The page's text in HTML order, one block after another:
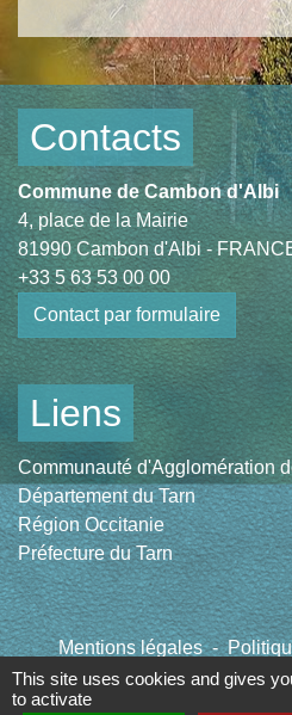
Contacts
Commune de Cambon d'Albi
4, place de la Mairie
81990 Cambon d'Albi -
+33 5 63 53 00 00
Contact par formulaire
Liens
Communauté d'Agglomération
Département du Tarn
Région Occitanie
Préfecture du Tarn
Mentions légales -
Accessibilité - Plan du site
This site uses cookies and gives
to activate